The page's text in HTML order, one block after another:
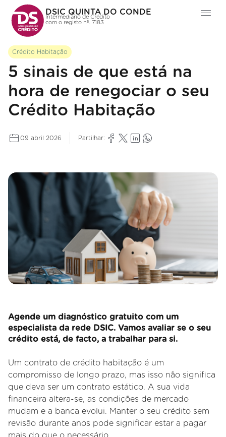
DSIC QUINTA DO CONDE
Intermediário de Crédito
com o registo nº. 7183
Crédito Habitação
5 sinais de que está na
hora de renegociar o seu
Crédito Habitação
09 abril 2026 Partilhar:
Agende um diagnóstico gratuito com um
especialista da rede DSIC. Vamos avaliar se o seu
crédito está, de facto, a trabalhar para si.
Um contrato de crédito habitação é um
compromisso de longo prazo, mas isso não significa
que deva ser um contrato estático. A sua vida
financeira altera-se, as condições de mercado
mudam e a banca evolui. Manter o seu crédito sem
revisão durante anos pode significar estar a pagar
mais do que o necessário.